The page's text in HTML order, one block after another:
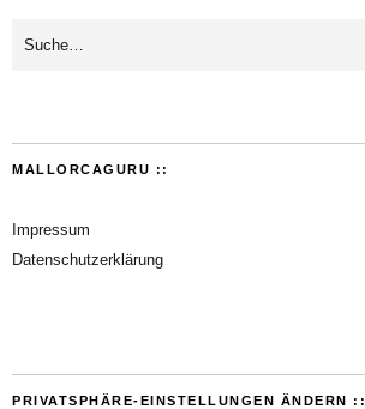
MALLORCAGURU ::
Impressum
Datenschutzerklärung
PRIVATSPHÄRE-EINSTELLUNGEN ÄNDERN ::